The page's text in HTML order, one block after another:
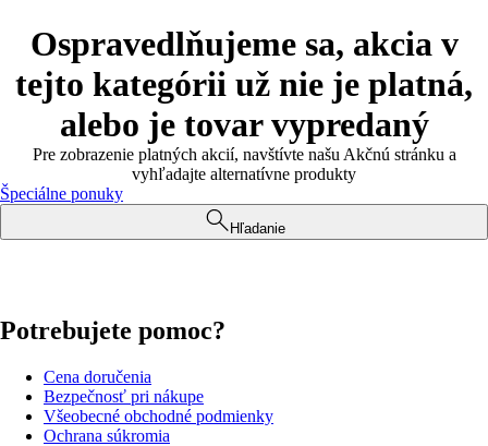
Ospravedlňujeme sa, akcia v
tejto kategórii už nie je platná,
alebo je tovar vypredaný
Pre zobrazenie platných akcií, navštívte našu Akčnú stránku a
vyhľadajte alternatívne produkty
Špeciálne ponuky
Hľadanie
Potrebujete pomoc?
Cena doručenia
Bezpečnosť pri nákupe
Všeobecné obchodné podmienky
Ochrana súkromia